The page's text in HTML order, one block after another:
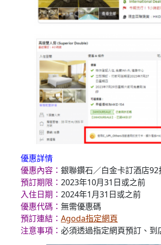
優惠詳情
優惠內容： 銀聯鑽石／白金卡訂酒店92
預訂期限： 2023年10月31日或之前
入住日期： 2024年1月31日或之前
優惠代碼： 無需優惠碼
預訂連結： Agoda指定網頁
注意事項： 必須透過指定網頁預訂、到